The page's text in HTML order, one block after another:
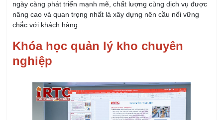
chắc với khách hàng.
Khóa học quản lý kho chuyên
nghiệp